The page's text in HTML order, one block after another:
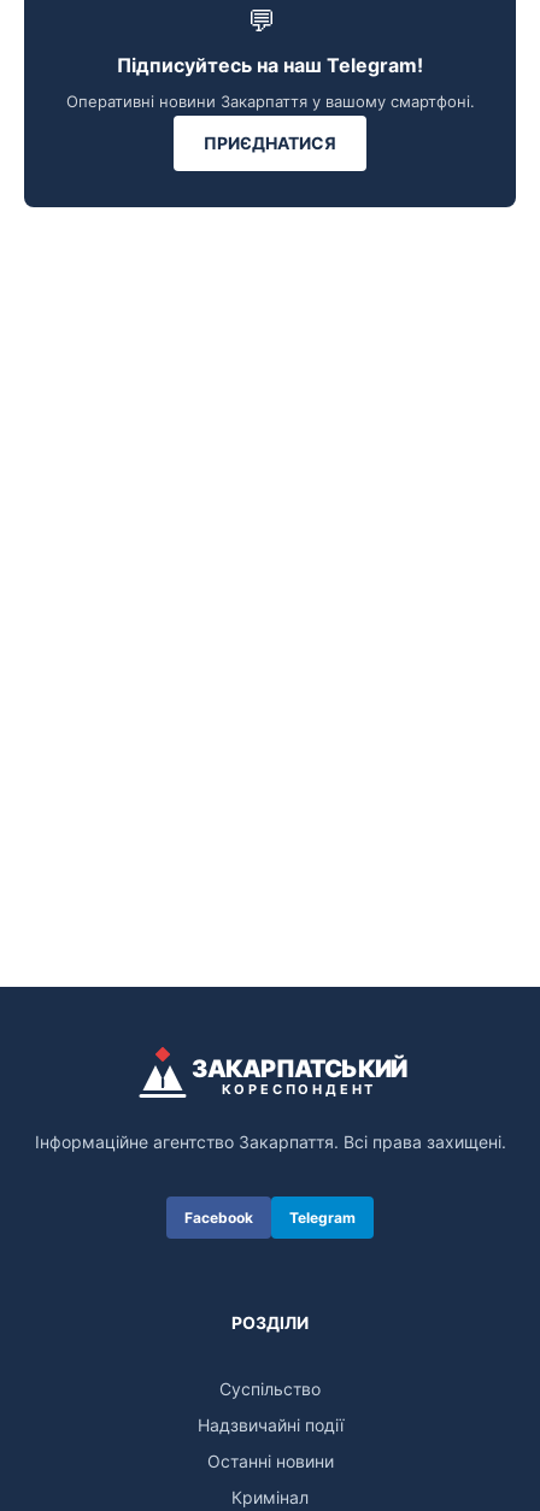
💬
Підписуйтесь на наш Telegram!
Оперативні новини Закарпаття у вашому смартфоні.
ПРИЄДНАТИСЯ
ЗАКАРПАТСЬКИЙ
КОРЕСПОНДЕНТ
Інформаційне агентство Закарпаття. Всі права захищені.
Facebook Telegram
РОЗДІЛИ
Суспільство
Надзвичайні події
Останні новини
Кримінал